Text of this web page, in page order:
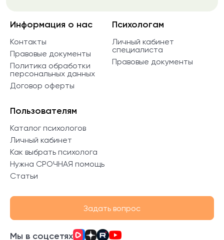
Информация о нас
Контакты
Правовые документы
Политика обработки
персональных данных
Договор оферты
Психологам
Личный кабинет
специалиста
Правовые документы
Пользователям
Каталог психологов
Личный кабинет
Как выбрать психолога
Нужна СРОЧНАЯ помощь
Статьи
Задать вопрос
Мы в соцсетях